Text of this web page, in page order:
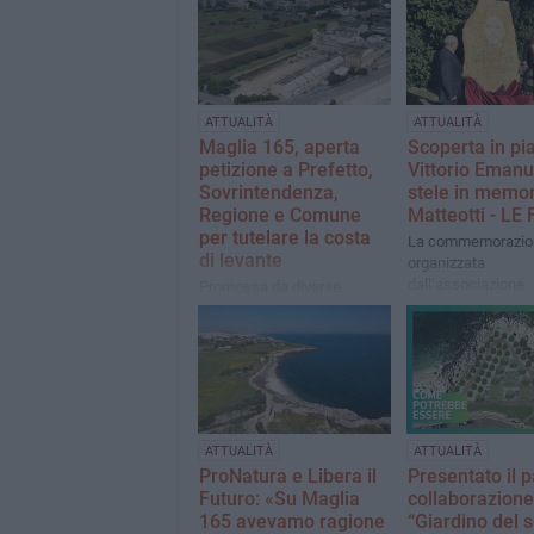
ATTUALITÀ
Maglia 165, aperta
petizione a Prefetto,
Sovrintendenza,
Regione e Comune
per tutelare la costa
di levante
associazioni, sarà aperta
luglio
ATTUALITÀ
Scoperta in
Vittorio
stele in
Matteotti - LE
La
organizzata
Mazziniana in
centenario della
ATTUALITÀ
ProNatura e Libera il
Futuro: «Su Maglia
165 avevamo ragione
ATTUALITÀ
Presentato il
“Giardino del